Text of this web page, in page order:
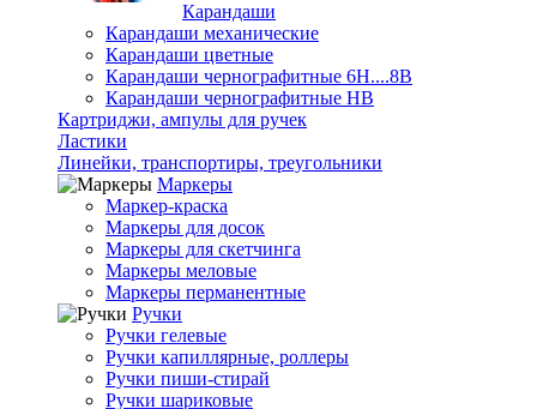
Карандаши
Карандаши механические
Карандаши цветные
Карандаши чернографитные 6H....8B
Карандаши чернографитные HB
Картриджи, ампулы для ручек
Ластики
Линейки, транспортиры, треугольники
Маркеры
Маркер-краска
Маркеры для досок
Маркеры для скетчинга
Маркеры меловые
Маркеры перманентные
Ручки
Ручки гелевые
Ручки капиллярные, роллеры
Ручки пиши-стирай
Ручки шариковые